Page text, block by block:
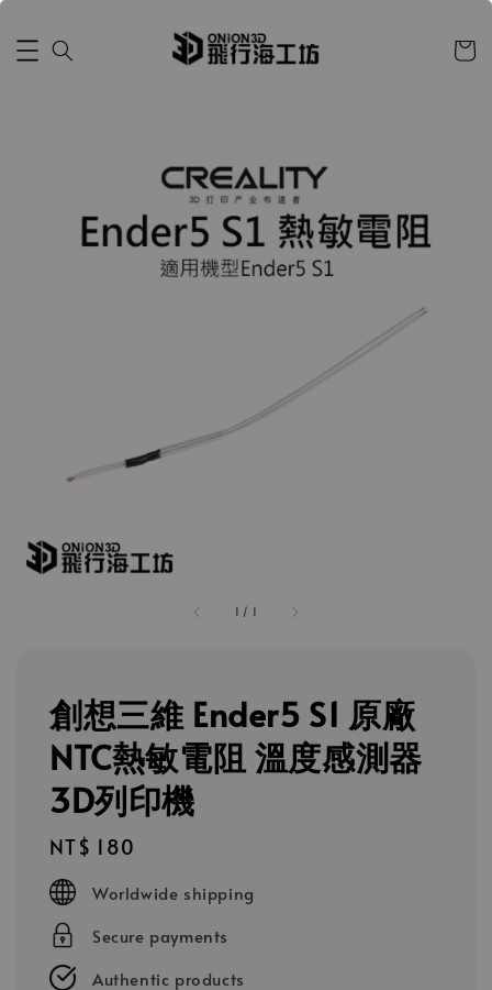
1 / 1
創想三維 Ender5 S1 原廠
NTC熱敏電阻 溫度感測器
3D列印機
Regular
price
NT$ 180
Worldwide shipping
Secure payments
Authentic products